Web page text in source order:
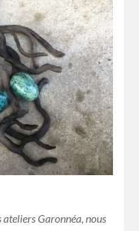
Garonnéa, nous